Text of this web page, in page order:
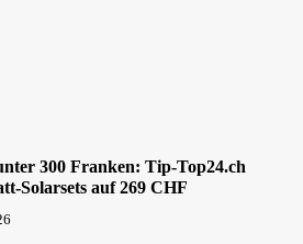
300 Franken: Tip-Top24.ch
Solarsets auf 269 CHF